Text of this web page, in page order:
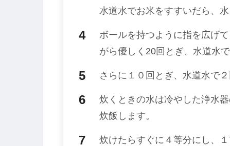
水道水でお米をすすいだら、水
ボールを持つように指を広げ
がら優しく20回とぎ、水道水
さらに１０回とぎ、水道水で
炊くときの水は冷やした浄水
炊飯します。
炊けたらすぐに４等分にし、